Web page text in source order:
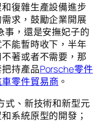
復雜生產設備進步
求，鼓勵企業開展
事，還是安撫妃子的
能暫時收下，半年
著或者不需要，那
持產品Porsche零件
零件貿易商 。
式、新技術和新型元
系統原型的開發；